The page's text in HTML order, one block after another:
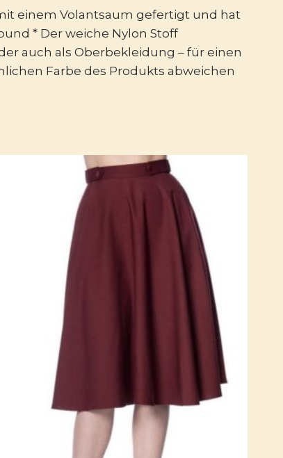
einem Volantsaum gefertigt und hat
* Der weiche Nylon Stoff
auch als Oberbekleidung – für einen
Farbe des Produkts abweichen